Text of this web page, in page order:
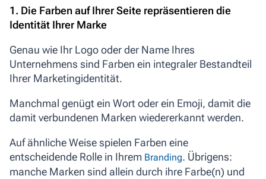
1. Die Farben auf Ihrer Seite repräsentieren die
Identität Ihrer Marke
Genau wie Ihr Logo oder der Name Ihres
Unternehmens sind Farben ein integraler Bestandteil
Ihrer Marketingidentität.
Manchmal genügt ein Wort oder ein Emoji, damit die
damit verbundenen Marken wiedererkannt werden.
Auf ähnliche Weise spielen Farben eine
entscheidende Rolle in Ihrem Branding. Übrigens:
manche Marken sind allein durch ihre Farbe(n) und